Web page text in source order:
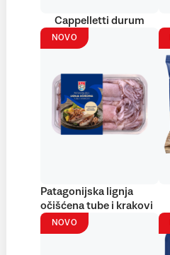
Cappelletti durum
NOVO
Patagonijska lignja
očišćena tube i krakovi
NOVO